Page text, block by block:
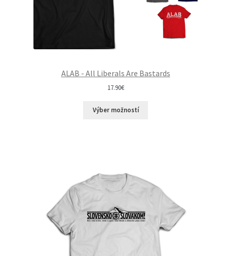
ALAB - All Liberals Are Bastards
17.90€
Výber možností